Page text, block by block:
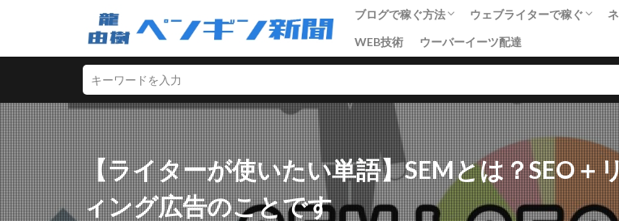
ブログで稼ぐ方法
基礎知識
SEO
アフィリエイト・収益化
ライティング
集客・マーケティング
SNS戦略
ウェブライターで稼ぐ
単語集
WEB技術
ウーバーイーツ配達
【ライターが使いたい単語】SEMとは？SEO＋
ィング広告のことです
ライティング
SEO
ASP D2C SEO SNSマーケティング アクセス数
セールスライティング
せどり ネットショップ ネット技術
マーケティング
ライティング リアルな人材 ワードプレス